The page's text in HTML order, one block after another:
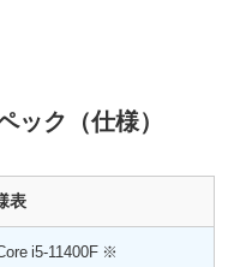
ック（仕様）
表
i5-11400F ※